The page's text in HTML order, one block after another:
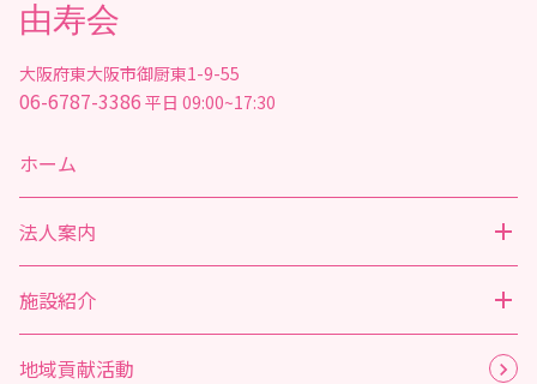
由寿会
大阪府東大阪市御厨東1-9-55
06-6787-3386 平日 09:00~17:30
ホーム
法人案内
施設紹介
地域貢献活動